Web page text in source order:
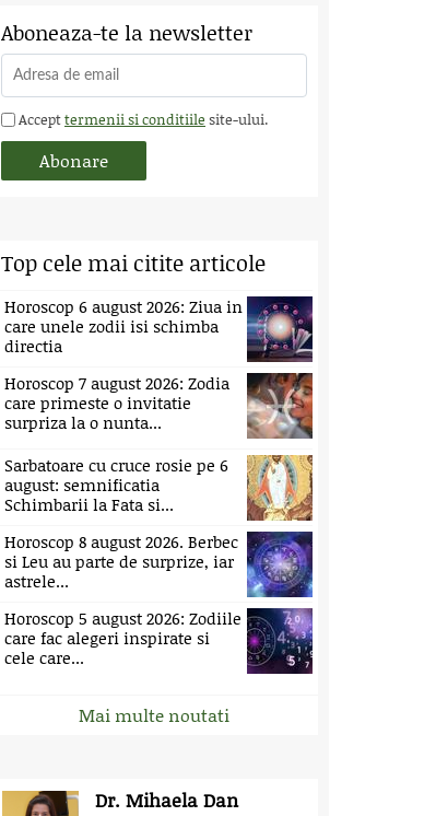
Aboneaza-te la newsletter
Accepttermenii si conditiile site-ului.
Top cele mai citite articole
Horoscop 6 august 2026: Ziua in
care unele zodii isi schimba
directia
Horoscop 7 august 2026: Zodia
care primeste o invitatie
surpriza la o nunta...
Sarbatoare cu cruce rosie pe 6
august: semnificatia
Schimbarii la Fata si...
Horoscop 8 august 2026. Berbec
si Leu au parte de surprize, iar
astrele...
Horoscop 5 august 2026: Zodiile
care fac alegeri inspirate si
cele care...
Mai multe noutati
Dr. Mihaela Dan